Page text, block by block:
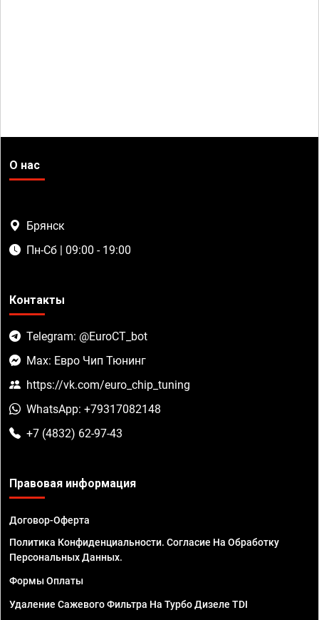
О нас
Брянск
Пн-Сб | 09:00 - 19:00
Контакты
Telegram: @EuroCT_bot
Max: Евро Чип Тюнинг
https://vk.com/euro_chip_tuning
WhatsApp: +79317082148
+7 (4832) 62-97-43
Правовая информация
Договор-Оферта
Политика Конфиденциальности. Согласие На Обработку
Персональных Данных.
Формы Оплаты
Удаление Сажевого Фильтра На Турбо Дизеле TDI